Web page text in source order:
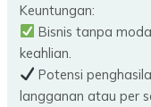
Keuntungan:
Bisnis tanpa
keahlian.
Potensi
langganan atau per